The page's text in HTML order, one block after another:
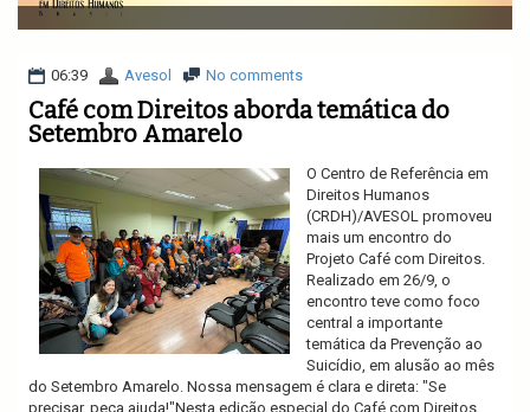
v
i
a
i
06:39 Avesol No comments
Café com Direitos aborda temática do
Setembro Amarelo
O Centro de Referência em
Direitos Humanos
(CRDH)/AVESOL promoveu
mais um encontro do
Projeto Café com Direitos.
Realizado em 26/9, o
encontro teve como foco
central a importante
temática da Prevenção ao
Suicídio, em alusão ao mês
do Setembro Amarelo. Nossa mensagem é clara e direta: "Se
precisar, peça ajuda!"Nesta edição especial do Café com Direitos,